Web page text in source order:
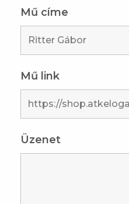
Mű címe
Mű link
Üzenet